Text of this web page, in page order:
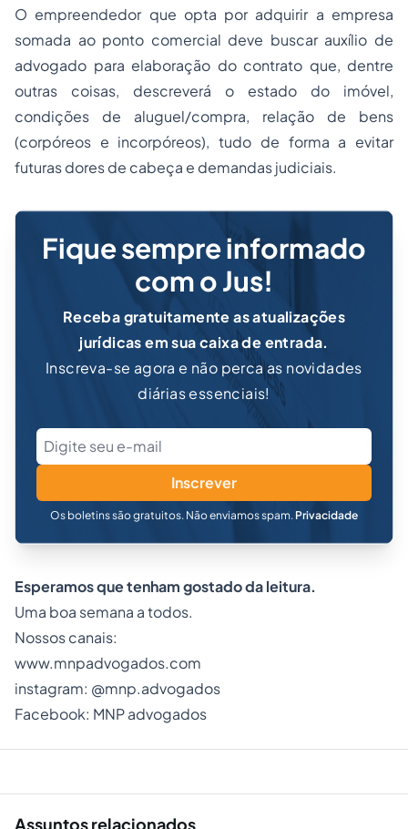
O empreendedor que opta por adquirir a empresa
somada ao ponto comercial deve buscar auxílio de
advogado para elaboração do contrato que, dentre
outras coisas, descreverá o estado do imóvel,
condições de aluguel/compra, relação de bens
(corpóreos e incorpóreos), tudo de forma a evitar
futuras dores de cabeça e demandas judiciais.
Fique sempre informado
com o Jus!
Receba gratuitamente as atualizações
jurídicas em sua caixa de entrada.
Inscreva-se agora e não perca as novidades
diárias essenciais!
Inscrever
Os boletins são gratuitos. Não enviamos spam. Privacidade
Esperamos que tenham gostado da leitura.
Uma boa semana a todos.
Nossos canais:
www.mnpadvogados.com
instagram: @mnp.advogados
Facebook: MNP advogados
Assuntos relacionados